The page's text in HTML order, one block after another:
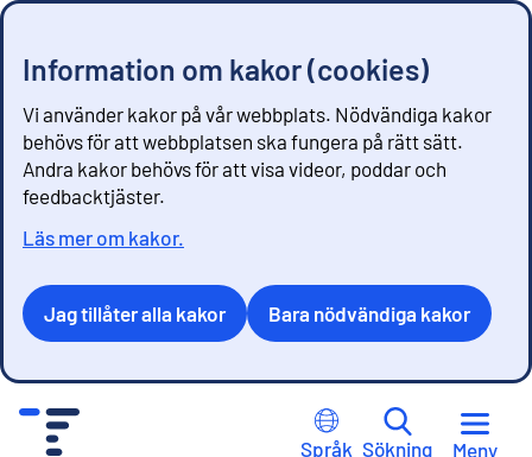
Information om kakor (cookies)
Vi använder kakor på vår webbplats. Nödvändiga kakor
behövs för att webbplatsen ska fungera på rätt sätt.
Andra kakor behövs för att visa videor, poddar och
feedbacktjäster.
Läs mer om kakor.
Jag tillåter alla kakor Bara nödvändiga kakor
Språk Sökning Meny